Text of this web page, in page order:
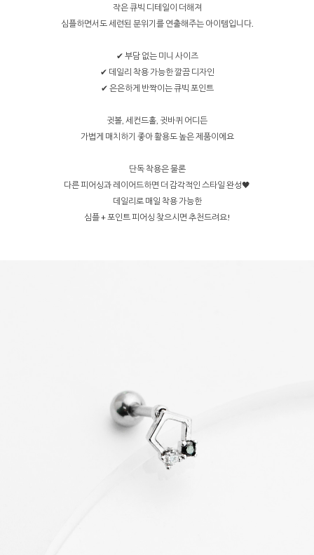
작은 큐빅 디테일이 더해져
심플하면서도 세련된 분위기를 연출해주는 아이템입니다.
✔ 부담 없는 미니 사이즈
✔ 데일리 착용 가능한 깔끔 디자인
✔ 은은하게 반짝이는 큐빅 포인트
귓볼, 세컨드홀, 귓바퀴 어디든
가볍게 매치하기 좋아 활용도 높은 제품이에요
단독 착용은 물론
다른 피어싱과 레이어드하면 더 감각적인 스타일 완성🖤
데일리로 매일 착용 가능한
심플 + 포인트 피어싱 찾으시면 추천드려요!